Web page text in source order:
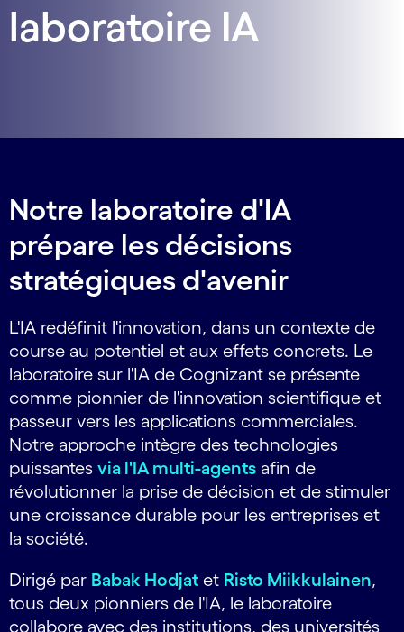
laboratoire IA
Notre laboratoire d'IA
prépare les décisions
stratégiques d'avenir
L'IA redéfinit l'innovation, dans un contexte de
course au potentiel et aux effets concrets. Le
laboratoire sur l'IA de Cognizant se présente
comme pionnier de l'innovation scientifique et
passeur vers les applications commerciales.
Notre approche intègre des technologies
puissantes via l'IA multi-agents afin de
révolutionner la prise de décision et de stimuler
une croissance durable pour les entreprises et
la société.
Dirigé par Babak Hodjat et Risto Miikkulainen,
tous deux pionniers de l'IA, le laboratoire
collabore avec des institutions, des universités